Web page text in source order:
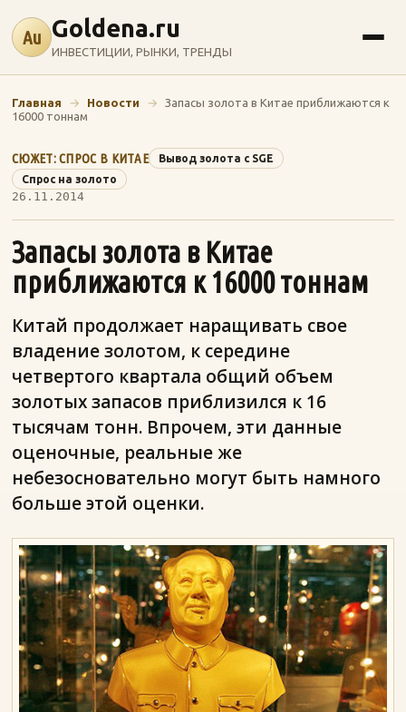
Au Goldena.ru
ИНВЕСТИЦИИ, РЫНКИ, ТРЕНДЫ
Главная → Новости →
Запасы золота в Китае приближаются к
16000 тоннам
СЮЖЕТ: СПРОС В КИТАЕ
Вывод золота с SGE
Спрос на золото
26.11.2014
Запасы золота в Китае
приближаются к 16000 тоннам
Китай продолжает наращивать свое
владение золотом, к середине
четвертого квартала общий объем
золотых запасов приблизился к 16
тысячам тонн. Впрочем, эти данные
оценочные, реальные же
небезосновательно могут быть намного
больше этой оценки.